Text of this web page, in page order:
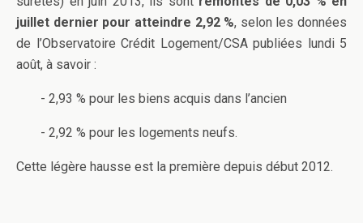
juillet dernier pour atteindre 2,92 %, selon les données
de l’Observatoire Crédit Logement/CSA publiées lundi 5
août, à savoir :
- 2,93 % pour les biens acquis dans l’ancien
- 2,92 % pour les logements neufs.
Cette légère hausse est la première depuis début 2012.